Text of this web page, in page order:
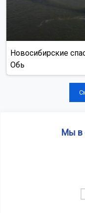
Новосибирские
Обь
Мы в